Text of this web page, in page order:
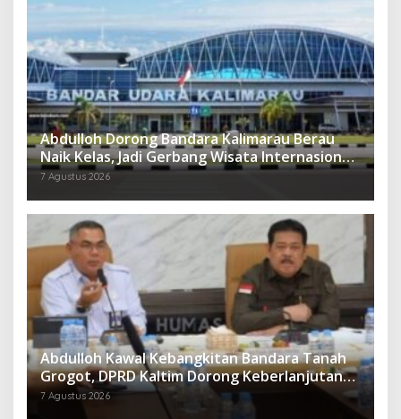
Abdulloh Dorong Bandara Kalimarau Berau
Naik Kelas, Jadi Gerbang Wisata Internasional
Kaltim
7 Agustus 2026
Abdulloh Kawal Kebangkitan Bandara Tanah
Grogot, DPRD Kaltim Dorong Keberlanjutan
Proyek Strategis
7 Agustus 2026